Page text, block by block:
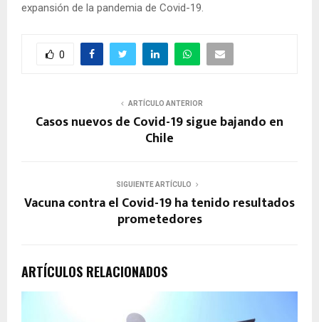
expansión de la pandemia de Covid-19.
0
ARTÍCULO ANTERIOR
Casos nuevos de Covid-19 sigue bajando en
Chile
SIGUIENTE ARTÍCULO
Vacuna contra el Covid-19 ha tenido resultados
prometedores
ARTÍCULOS RELACIONADOS